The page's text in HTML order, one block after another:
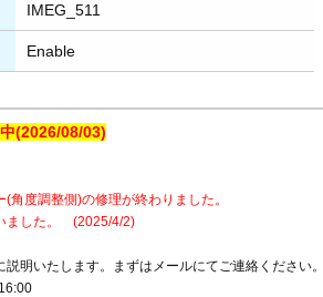
IMEG_511
Enable
(2026/08/03)
(角度調整側)の修理が終わりました。
ました。 (2025/4/2)
説明いたします。まずは メールにてご連絡ください